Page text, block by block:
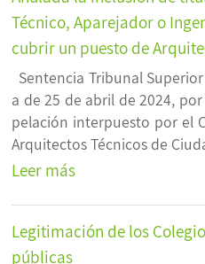
Técnico, Aparejador o
cubrir un puesto de
Sentencia Tribunal
a de 25 de abril de 2024,
pelación interpuesto por el
Arquitectos Técnicos de
Leer más
Legitimación de los
públicas